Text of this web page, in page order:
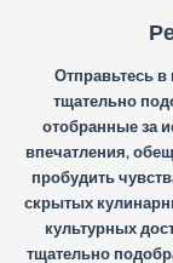
Отправьтесь
тщательно
отобранные за
впечатления,
пробудить
скрытых
культурных
тщательно